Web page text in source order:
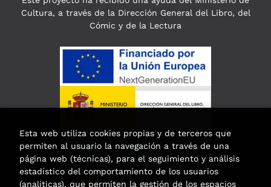
Cultura, a través de la Dirección General del Libro, del
Cómic y de la Lectura
Esta web utiliza cookies propias y de terceros que
permiten al usuario la navegación a través de una
página web (técnicas), para el seguimiento y análisis
estadístico del comportamiento de los usuarios
(analíticas), que permiten la gestión de los espacios